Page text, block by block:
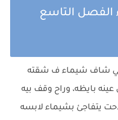
الفصل التاسع
شاف شيماء ف شقته
بايظه، وراح وقف بيه
يتفاجئ بشيماء لابسه